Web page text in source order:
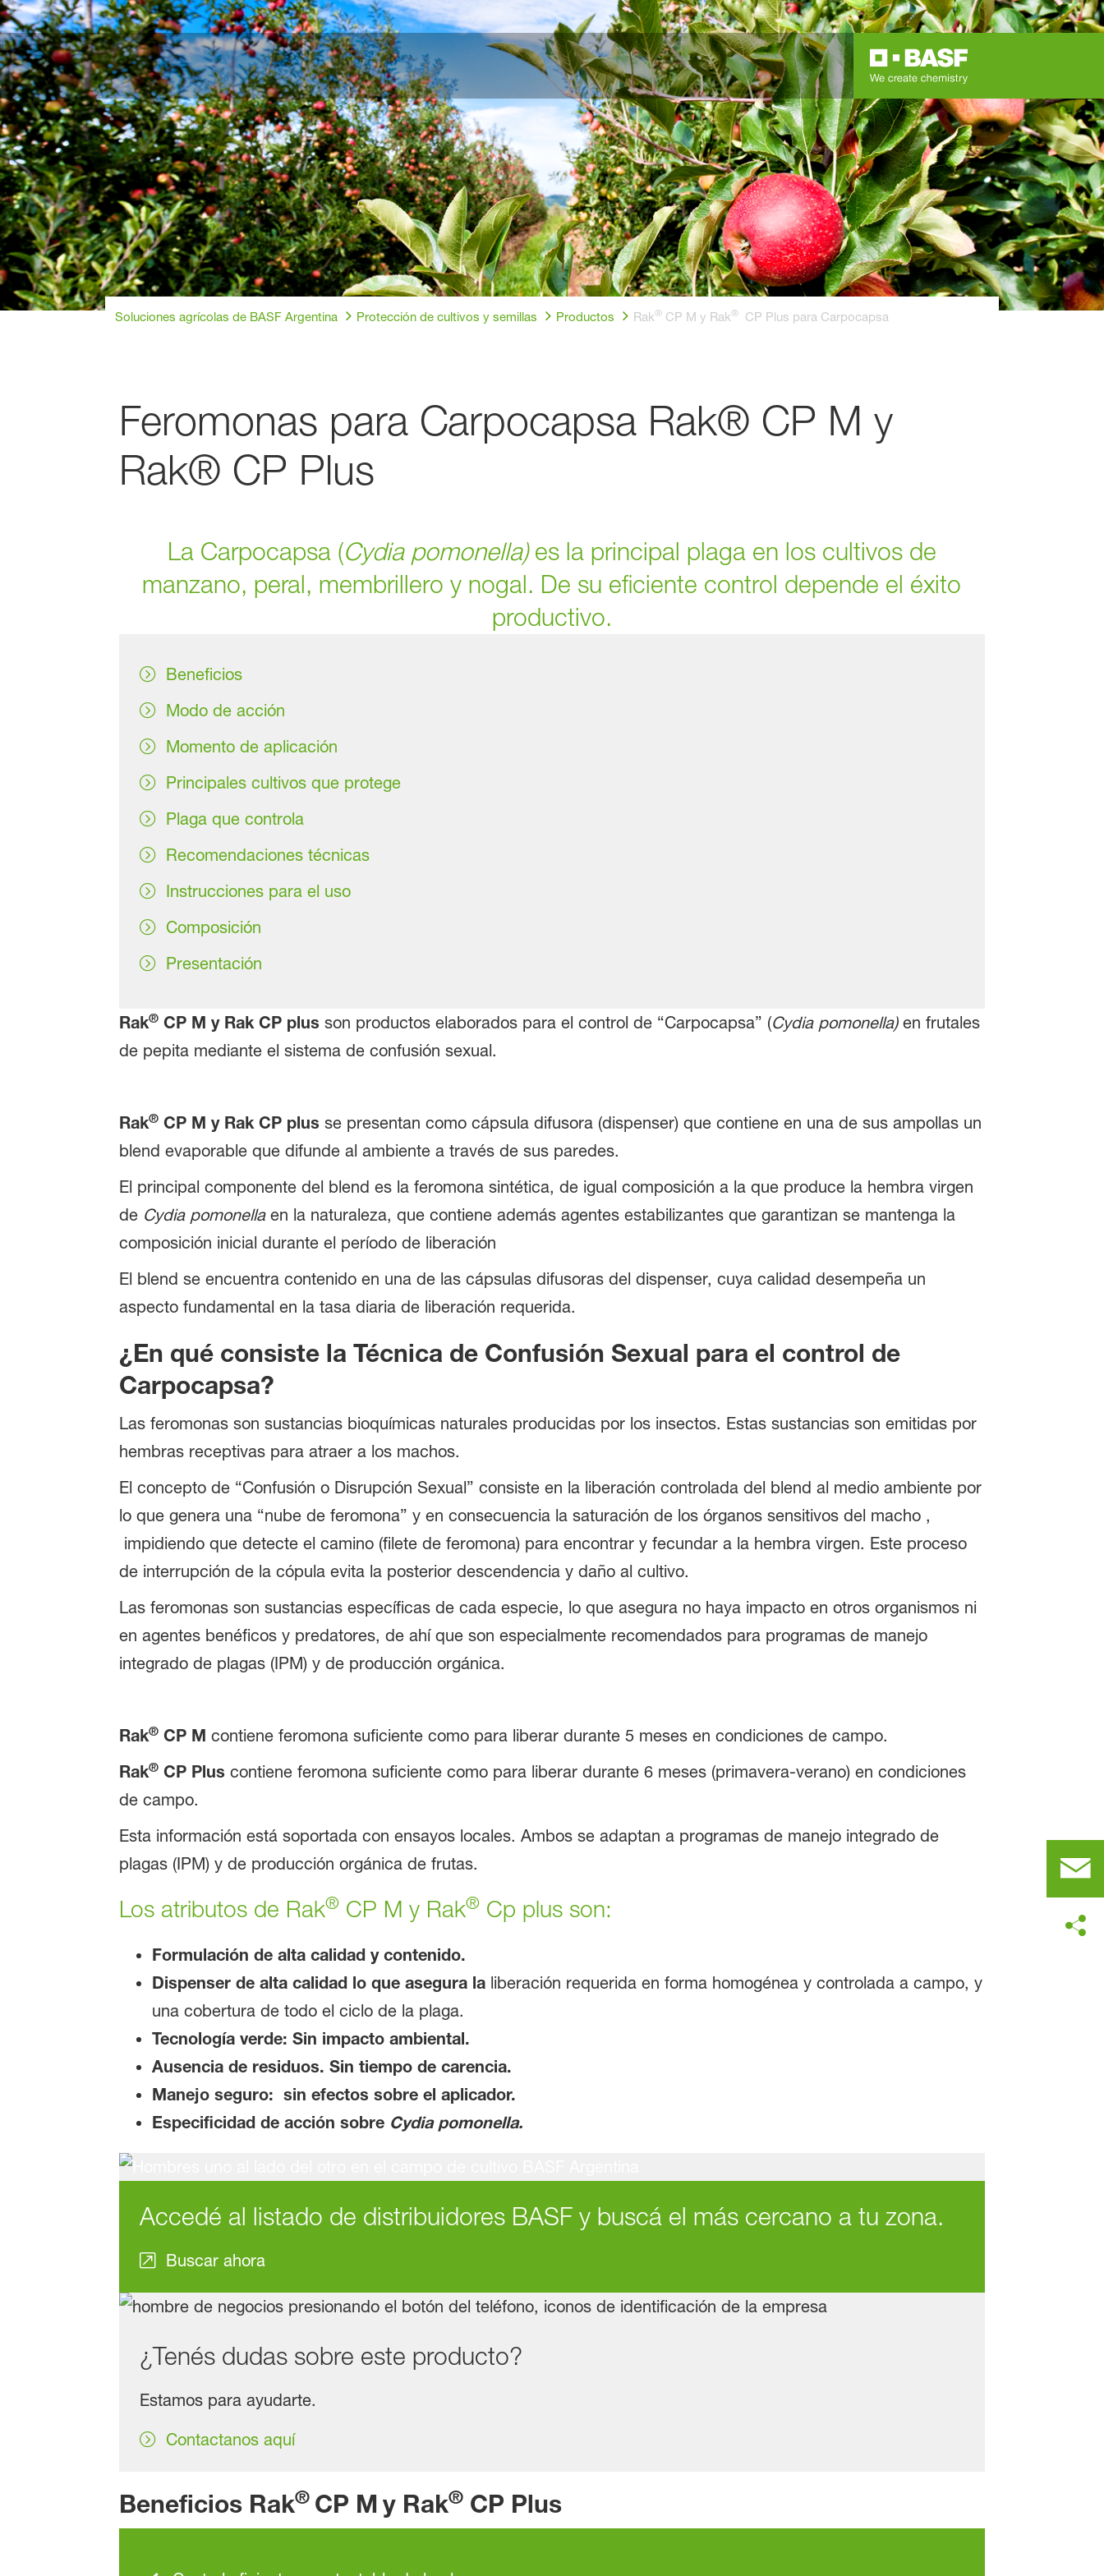
Soluciones agrícolas de BASF Argentina Protección de cultivos y semillas Productos Rak®CP M y Rak®CP Plus para Carpocapsa
Feromonas para Carpocapsa Rak® CP M y
Rak® CP Plus
La Carpocapsa (Cydia pomonella)es la principal plaga en los cultivos de
manzano, peral, membrillero y nogal. De su eficiente control depende el éxito
productivo.
Beneficios
Modo de acción
Momento de aplicación
Principales cultivos que protege
Plaga que controla
Recomendaciones técnicas
Instrucciones para el uso
Composición
Presentación
Rak®CP M y Rak CP plus son productos elaborados para el control de “Carpocapsa” (Cydia pomonella)en frutales
de pepita mediante el sistema de confusión sexual.
Rak®CP M y Rak CP plus se presentan como cápsula difusora (dispenser) que contiene en una de sus ampollas un
blend evaporable que difunde al ambiente a través de sus paredes.
El principal componente del blend es la feromona sintética, de igual composición a la que produce la hembra virgen
de Cydia pomonellaen la naturaleza, que contiene además agentes estabilizantes que garantizan se mantenga la
composición inicial durante el período de liberación
El blend se encuentra contenido en una de las cápsulas difusoras del dispenser, cuya calidad desempeña un
aspecto fundamental en la tasa diaria de liberación requerida.
¿En qué consiste la Técnica de Confusión Sexual para el control de
Carpocapsa?
Las feromonas son sustancias bioquímicas naturales producidas por los insectos. Estas sustancias son emitidas por
hembras receptivas para atraer a los machos.
El concepto de “Confusión o Disrupción Sexual” consiste en la liberación controlada del blend al medio ambiente por
lo que genera una “nube de feromona” y en consecuencia la saturación de los órganos sensitivos del macho ,
impidiendo que detecte el camino (filete de feromona) para encontrar y fecundar a la hembra virgen. Este proceso
de interrupción de la cópula evita la posterior descendencia y daño al cultivo.
Las feromonas son sustancias específicas de cada especie, lo que asegura no haya impacto en otros organismos ni
en agentes benéficos y predatores, de ahí que son especialmente recomendados para programas de manejo
integrado de plagas (IPM) y de producción orgánica.
Rak®CP M contiene feromona suficiente como para liberar durante 5 meses en condiciones de campo.
Rak®CP Plus contiene feromona suficiente como para liberar durante 6 meses (primavera-verano) en condiciones
de campo.
Esta información está soportada con ensayos locales. Ambos se adaptan a programas de manejo integrado de
plagas (IPM) y de producción orgánica de frutas.
Los atributos de Rak®CP M y Rak®Cp plus son:
Formulación de alta calidad y contenido.
Dispenser de alta calidad lo que asegura laliberación requerida en forma homogénea y controlada a campo, y
una cobertura de todo el ciclo de la plaga.
Tecnología verde: Sin impacto ambiental.
Ausencia de residuos. Sin tiempo de carencia.
Manejo seguro: sin efectos sobre el aplicador.
Especificidad de acción sobre Cydia pomonella.
Accedé al listado de distribuidores BASF y buscá el más cercano a tu zona.
Buscar ahora
¿Tenés dudas sobre este producto?
Estamos para ayudarte.
Contactanos aquí
Beneficios Rak® CP My Rak®CP Plus